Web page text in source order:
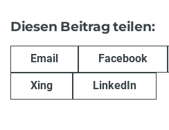
Diesen Beitrag teilen:
Email Facebook
Xing LinkedIn